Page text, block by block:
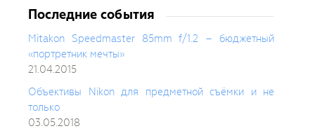
Последние события
Mitakon Speedmaster 85mm f/1.2 – бюджетный
«портретник мечты»
21.04.2015
Объективы Nikon для предметной съёмки и не
только
03.05.2018